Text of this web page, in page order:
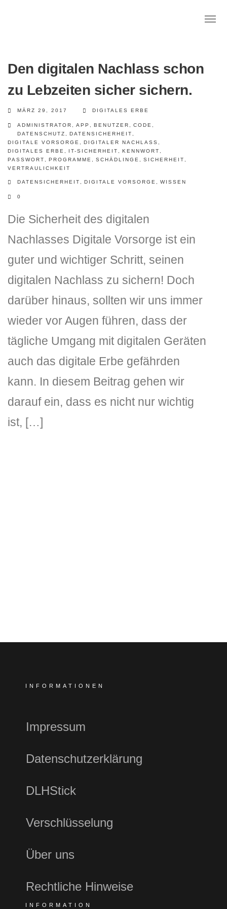
Das digitale Testament
Geräteanalyse und Datensicherung
Internetsuche
Digitaler Nachlass
Hilfe
DLH Stick Bedienungsanleitung
Videoanleitung und Manual
Versionsinformationen
Den digitalen Nachlass schon
zu Lebzeiten sicher sichern.
MÄRZ 29, 2017 DIGITALES ERBE
ADMINISTRATOR APP BENUTZER CODE
DATENSCHUTZ
DATENSICHERHEIT
DIGITALE VORSORGE
DIGITALER NACHLASS
DIGITALES ERBE
IT-SICHERHEIT KENNWORT
PASSWORT
PROGRAMME SCHÄDLINGE SICHERHEIT
VERTRAULICHKEIT
DATENSICHERHEIT DIGITALE VORSORGE WISSEN
0
Die Sicherheit des digitalen
Nachlasses Digitale Vorsorge ist ein
guter und wichtiger Schritt, seinen
digitalen Nachlass zu sichern! Doch
darüber hinaus, sollten wir uns immer
wieder vor Augen führen, dass der
tägliche Umgang mit digitalen Geräten
auch das digitale Erbe gefährden
kann. In diesem Beitrag gehen wir
darauf ein, dass es nicht nur wichtig
ist, […]
INFORMATIONEN
Impressum
Datenschutzerklärung
DLHStick
Verschlüsselung
Über uns
Rechtliche Hinweise
INFORMATION